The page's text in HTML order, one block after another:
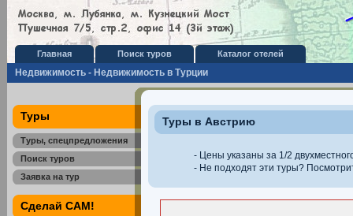
Главная Поиск туров Каталог отелей
Недвижимость - Недвижимость в Турции
Туры
Туры, спецпредложения
Поиск туров
Заявка на тур
Сделай САМ!
Туры в Австрию
- Цены указаны за 1/2
- Не подходят эти туры?